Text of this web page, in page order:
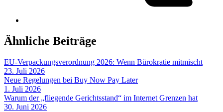
Ähnliche Beiträge
EU-Verpackungsverordnung 2026: Wenn Bürokratie mitmischt
23. Juli 2026
Neue Regelungen bei Buy Now Pay Later
1. Juli 2026
Warum der „fliegende Gerichtsstand“ im Internet Grenzen hat
30. Juni 2026